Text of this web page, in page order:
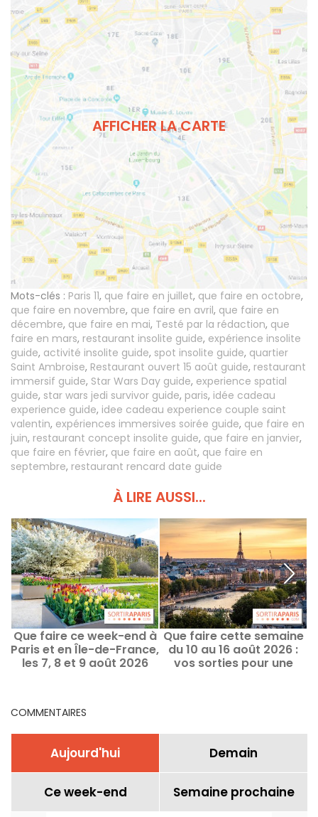
AFFICHER LA CARTE
Mots-clés : Paris 11, que faire en juillet, que faire en octobre,
que faire en novembre, que faire en avril, que faire en
décembre, que faire en mai, Testé par la rédaction, que
faire en mars, restaurant insolite guide, expérience insolite
guide, activité insolite guide, spot insolite guide, quartier
Saint Ambroise, Restaurant ouvert 15 août guide, restaurant
immersif guide, Star Wars Day guide, experience spatial
guide, star wars jedi survivor guide, paris, idée cadeau
experience guide, idee cadeau experience couple saint
valentin, expériences immersives soirée guide, que faire en
juin, restaurant concept insolite guide, que faire en janvier,
que faire en février, que faire en août, que faire en
septembre, restaurant rencard date guide
À LIRE AUSSI...
Que faire ce week-end à
Paris et en Île-de-France,
les 7, 8 et 9 août 2026
Que faire cette semaine
du 10 au 16 août 2026 :
vos sorties pour une
COMMENTAIRES
Aujourd'hui Demain
Ce week-end Semaine prochaine